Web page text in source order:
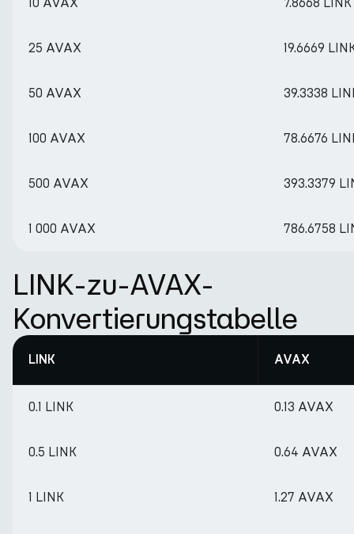
25 AVAX 19.6669
50 AVAX 39.3338
100 AVAX 78.6676
500 AVAX 393.3379
1 000 AVAX 786.6758
LINK-zu-AVAX-
Konvertierungstabelle
LINK AVAX
0.1 LINK 0.13 AVAX
0.5 LINK 0.64 AVAX
1 LINK 1.27 AVAX